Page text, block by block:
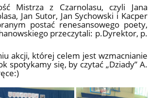
Mistrza z Czarnolasu, czyli Jana
Jan Sutor, Jan Sychowski i Kacper
postać renesansowego poety,
przeczytali: p.Dyrektor, p.
akcji, której celem jest wzmacnianie
spotykamy się, by czytać „Dziady” A.